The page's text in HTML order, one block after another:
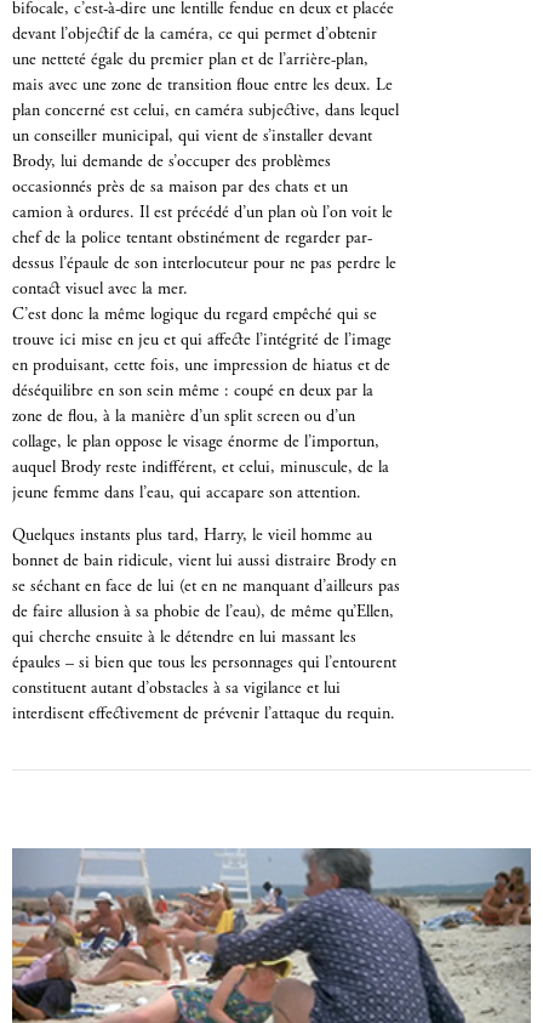
bifocale, c’est-à-dire une lentille fendue en deux et placée
devant l’objectif de la caméra, ce qui permet d’obtenir
une netteté égale du premier plan et de l’arrière-plan,
mais avec une zone de transition floue entre les deux. Le
plan concerné est celui, en caméra subjective, dans lequel
un conseiller municipal, qui vient de s’installer devant
Brody, lui demande de s’occuper des problèmes
occasionnés près de sa maison par des chats et un
camion à ordures. Il est précédé d’un plan où l’on voit le
chef de la police tentant obstinément de regarder par-
dessus l’épaule de son interlocuteur pour ne pas perdre le
contact visuel avec la mer.
C’est donc la même logique du regard empêché qui se
trouve ici mise en jeu et qui affecte l’intégrité de l’image
en produisant, cette fois, une impression de hiatus et de
déséquilibre en son sein même : coupé en deux par la
zone de flou, à la manière d’un split screen ou d’un
collage, le plan oppose le visage énorme de l’importun,
auquel Brody reste indifférent, et celui, minuscule, de la
jeune femme dans l’eau, qui accapare son attention.
Quelques instants plus tard, Harry, le vieil homme au
bonnet de bain ridicule, vient lui aussi distraire Brody en
se séchant en face de lui (et en ne manquant d’ailleurs pas
de faire allusion à sa phobie de l’eau), de même qu’Ellen,
qui cherche ensuite à le détendre en lui massant les
épaules – si bien que tous les personnages qui l’entourent
constituent autant d’obstacles à sa vigilance et lui
interdisent effectivement de prévenir l’attaque du requin.